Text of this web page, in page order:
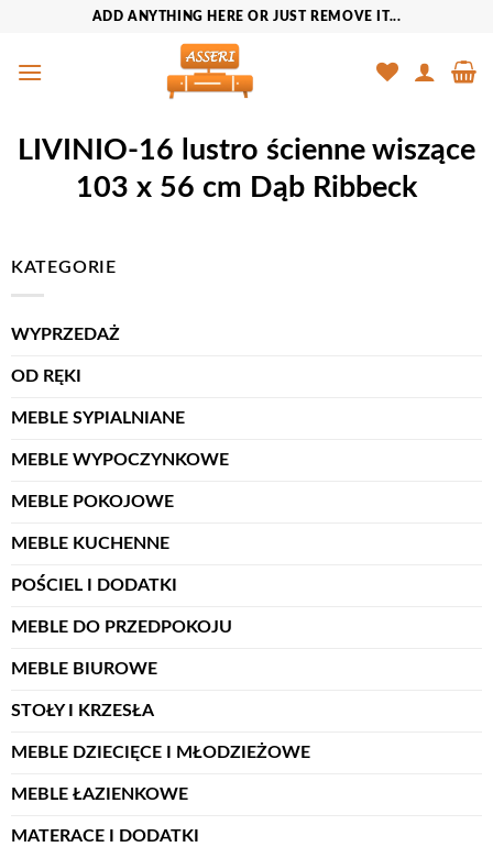
zawartości
ADD ANYTHING HERE OR JUST REMOVE IT...
LIVINIO-16 lustro ścienne wiszące
103 x 56 cm Dąb Ribbeck
KATEGORIE
WYPRZEDAŻ
OD RĘKI
MEBLE SYPIALNIANE
MEBLE WYPOCZYNKOWE
MEBLE POKOJOWE
MEBLE KUCHENNE
POŚCIEL I DODATKI
MEBLE DO PRZEDPOKOJU
MEBLE BIUROWE
STOŁY I KRZESŁA
MEBLE DZIECIĘCE I MŁODZIEŻOWE
MEBLE ŁAZIENKOWE
MATERACE I DODATKI